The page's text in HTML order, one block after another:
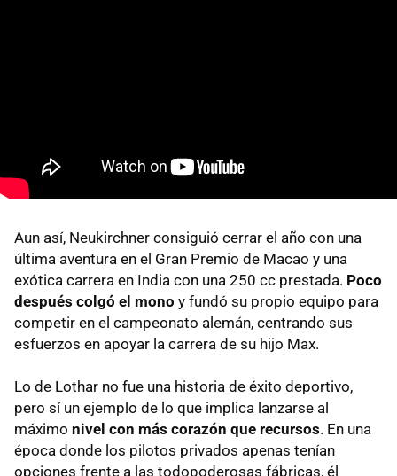
Aun así, Neukirchner consiguió cerrar el año con una
última aventura en el Gran Premio de Macao y una
exótica carrera en India con una 250 cc prestada. Poco
después colgó el mono y fundó su propio equipo para
competir en el campeonato alemán, centrando sus
esfuerzos en apoyar la carrera de su hijo Max.
Lo de Lothar no fue una historia de éxito deportivo,
pero sí un ejemplo de lo que implica lanzarse al
máximo nivel con más corazón que recursos. En una
época donde los pilotos privados apenas tenían
opciones frente a las todopoderosas fábricas, él